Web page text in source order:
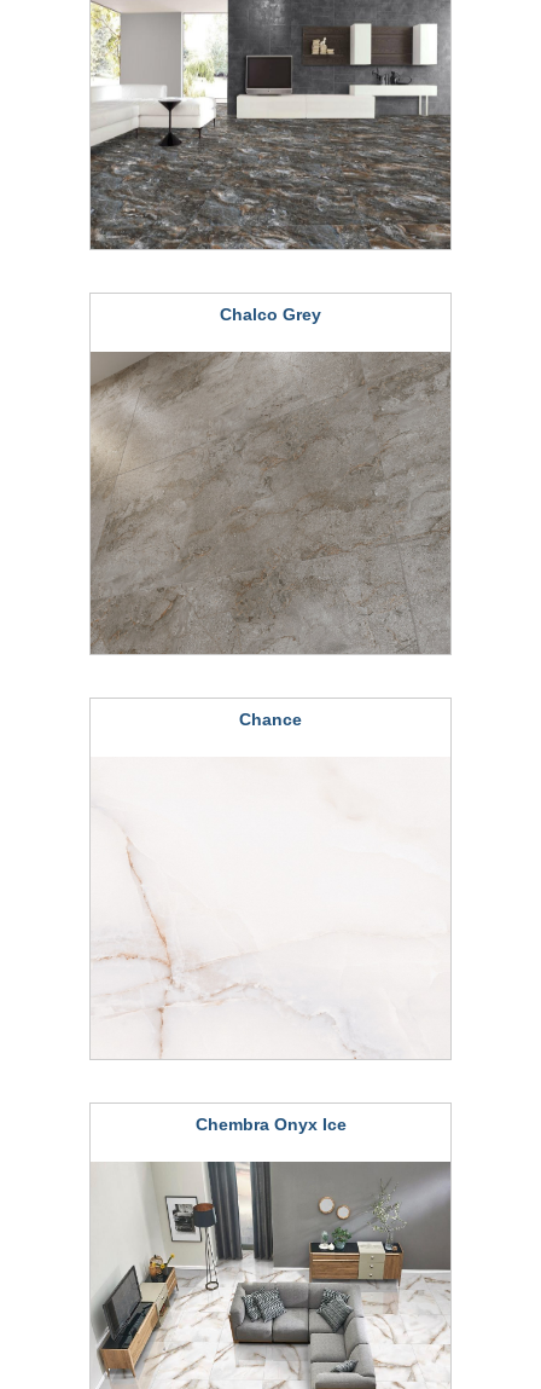
Chalco Grey
Chance
Chembra Onyx Ice